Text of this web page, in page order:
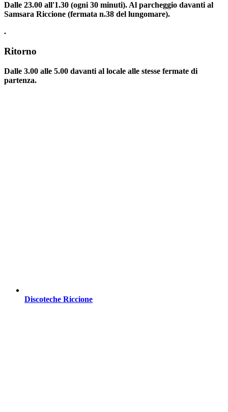
Dalle 23.00 all'1.30 (ogni 30 minuti). Al parcheggio davanti al
Samsara Riccione (fermata n.38 del lungomare).
.
Ritorno
Dalle 3.00 alle 5.00 davanti al locale alle stesse fermate di
partenza.
Discoteche Riccione